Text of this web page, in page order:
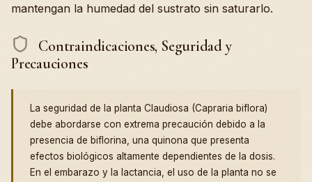
mantengan la humedad del sustrato sin saturarlo.
Contraindicaciones, Seguridad y
Precauciones
La seguridad de la planta Claudiosa (Capraria biflora)
debe abordarse con extrema precaución debido a la
presencia de biflorina, una quinona que presenta
efectos biológicos altamente dependientes de la dosis.
En el embarazo y la lactancia, el uso de la planta no se